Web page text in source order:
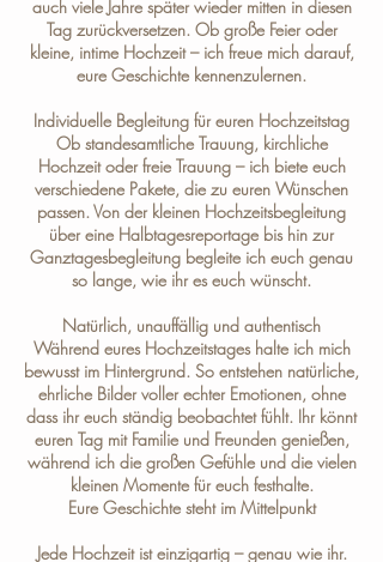
auch viele Jahre später wieder mitten in diesen
Tag zurückversetzen. Ob große Feier oder
kleine, intime Hochzeit – ich freue mich darauf,
eure Geschichte kennenzulernen.
Individuelle Begleitung für euren Hochzeitstag
Ob standesamtliche Trauung, kirchliche
Hochzeit oder freie Trauung – ich biete euch
verschiedene Pakete, die zu euren Wünschen
passen. Von der kleinen Hochzeitsbegleitung
über eine Halbtagesreportage bis hin zur
Ganztagesbegleitung begleite ich euch genau
so lange, wie ihr es euch wünscht.
Natürlich, unauffällig und authentisch
Während eures Hochzeitstages halte ich mich
bewusst im Hintergrund. So entstehen natürliche,
ehrliche Bilder voller echter Emotionen, ohne
dass ihr euch ständig beobachtet fühlt. Ihr könnt
euren Tag mit Familie und Freunden genießen,
während ich die großen Gefühle und die vielen
kleinen Momente für euch festhalte.
Eure Geschichte steht im Mittelpunkt
Jede Hochzeit ist einzigartig – genau wie ihr.